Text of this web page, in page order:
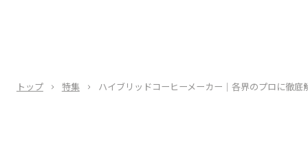
トップ 特集 ハイブリッドコーヒーメーカー｜各界のプロに徹底